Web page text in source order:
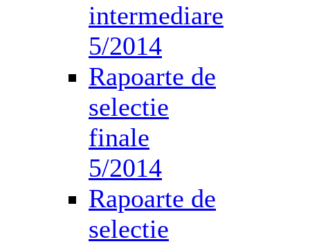
intermediare
5/2014
Rapoarte de
selectie
finale
5/2014
Rapoarte de
selectie